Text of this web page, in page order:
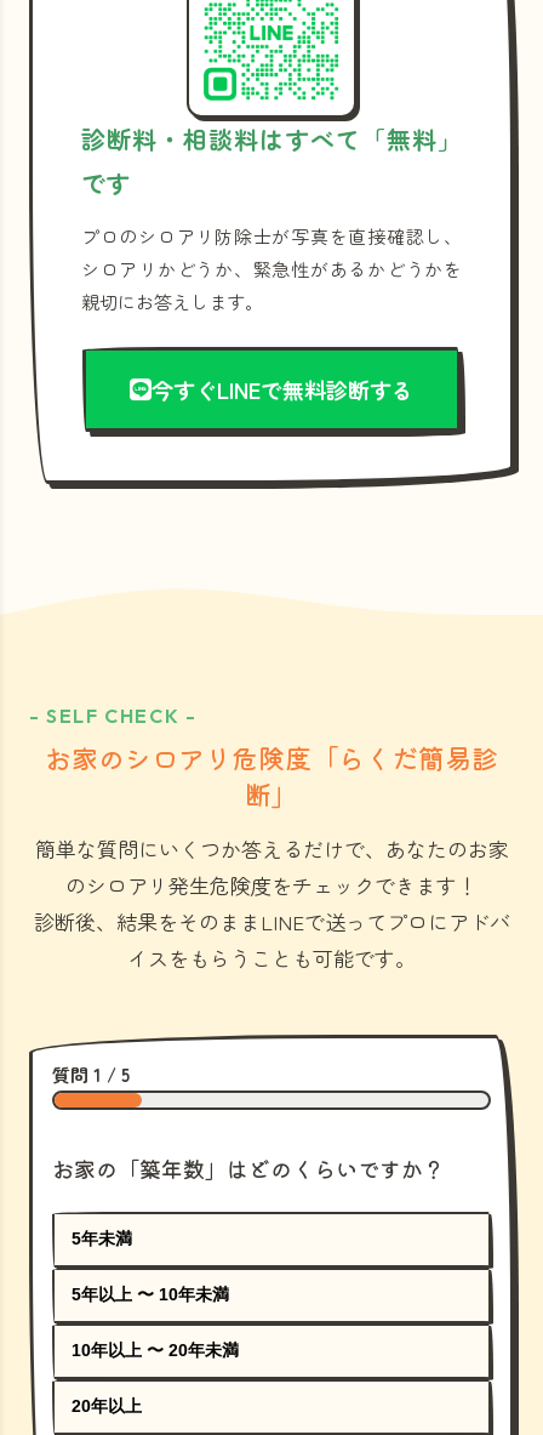
診断料・相談料はすべて「無料」
です
プロのシロアリ防除士が写真を直接確認し、
シロアリかどうか、緊急性があるかどうかを
親切にお答えします。
今すぐLINEで無料診断する
- SELF CHECK -
お家のシロアリ危険度「らくだ簡易診
断」
簡単な質問にいくつか答えるだけで、あなたのお家
のシロアリ発生危険度をチェックできます！
診断後、結果をそのままLINEで送ってプロにアドバ
イスをもらうことも可能です。
質問 1 / 5
お家の「築年数」はどのくらいですか？
5年未満
5年以上 〜 10年未満
10年以上 〜 20年未満
20年以上